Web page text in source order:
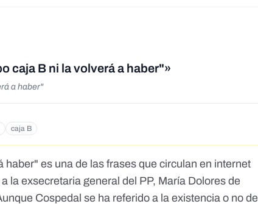
caja B ni la volverá a haber"»
a haber"
caja B
haber" es una de las frases que circulan en internet
la exsecretaria general del PP, María Dolores de
Cospedal se ha referido a la existencia o no de